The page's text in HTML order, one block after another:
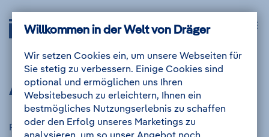
Zum
Inhalt
Anmelden
Zur
Navigation
Drägerwerk
AG
-
Startseite
Willkommen in der Welt von Dräger
Wir setzen Cookies ein, um unsere Webseiten für
Sie stetig zu verbessern. Einige Cookies sind
optional und ermöglichen uns Ihren
Websitebesuch zu erleichtern, Ihnen ein
bestmögliches Nutzungserlebnis zu schaffen
oder den Erfolg unseres Marketings zu
Anmelden
Registrieren lohnt sich! Sie haben dadurch die